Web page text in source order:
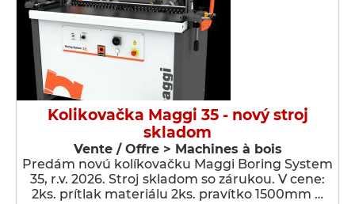
Kolikovačka Maggi 35 - nový stroj
skladom
Vente / Offre > Machines à bois
Predám novú kolíkovačku Maggi Boring System
35, r.v. 2026. Stroj skladom so zárukou. V cene:
2ks. prítlak materiálu 2ks. pravítko 1500mm …